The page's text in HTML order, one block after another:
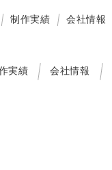
実績 会社情報
制作実績 会社情報